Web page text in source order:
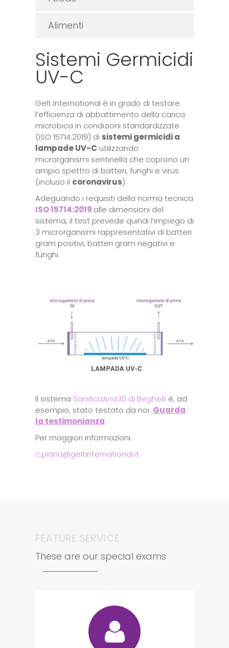
Alimenti
Sistemi Germicidi
UV-C
Gelt International è in grado di testare
l’efficienza di abbattimento della carica
microbica in condizioni standardizzate
(ISO 15714:2019) di sistemi germicidi a
lampade UV-C utilizzando
microrganismi sentinella che coprono un
ampio spettro di batteri, funghi e virus
(incluso il coronavirus).
Adeguando i requisiti della norma tecnica
ISO 15714:2019 alle dimensioni del
sistema, il test prevede quindi l’impiego di
3 microrganismi rappresentativi di batteri
gram positivi, batteri gram negativi e
funghi.
Il sistema SanificaAria30 di Beghelli è, ad
esempio, stato testato da noi. Guarda
la testimonianza
Per maggiori informazioni:
c.piana@geltinternational.it
FEATURE SERVICE
These are our special exams